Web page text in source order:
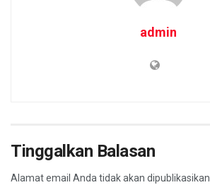
admin
Tinggalkan Balasan
Alamat email Anda tidak akan dipublikasikan.